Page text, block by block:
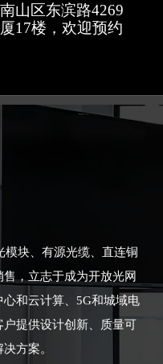
山区东滨路4269
17楼，欢迎预约
模块、有源光缆、直连铜
，立志于成为开放光网
和云计算、5G和城域电
提供设计创新、质量可
方案。